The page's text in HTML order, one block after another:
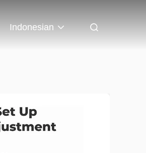
Indonesian